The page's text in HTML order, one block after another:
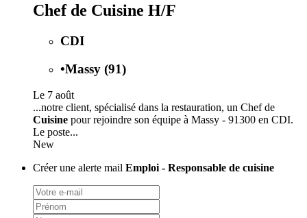
Chef de Cuisine H/F
CDI
•Massy (91)
Le 7 août
...notre client, spécialisé dans la restauration, un Chef de
Cuisine pour rejoindre son équipe à Massy - 91300 en CDI.
Le poste...
New
Créer une alerte mail Emploi - Responsable de cuisine